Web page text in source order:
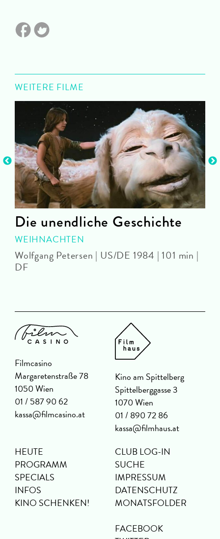
WEITERE FILME
Die unendliche Geschichte
WEIHNACHTEN
Wolfgang Petersen | US/DE 1984 | 101 min |
DF
Filmcasino
Margaretenstraße 78
1050 Wien
01 / 587 90 62
kassa@filmcasino.at
Kino am Spittelberg
Spittelberggasse 3
1070 Wien
01 / 890 72 86
kassa@filmhaus.at
HEUTE
PROGRAMM
SPECIALS
INFOS
KINO SCHENKEN!
CLUB LOG-IN
SUCHE
IMPRESSUM
DATENSCHUTZ
MONATSFOLDER
FACEBOOK